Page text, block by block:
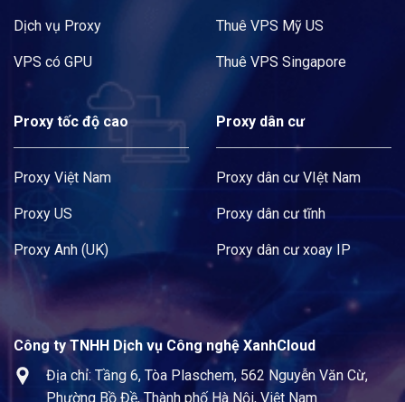
Dịch vụ Proxy
VPS có GPU
Thuê VPS Mỹ US
Thuê VPS Singapore
Proxy tốc độ cao
Proxy Việt Nam
Proxy US
Proxy Anh (UK)
Proxy dân cư
Proxy dân cư VIệt Nam
Proxy dân cư tĩnh
Proxy dân cư xoay IP
Công ty TNHH Dịch vụ Công nghệ XanhCloud
Địa chỉ: Tầng 6, Tòa Plaschem, 562 Nguyễn Văn Cừ,
Phường Bồ Đề, Thành phố Hà Nội, Việt Nam